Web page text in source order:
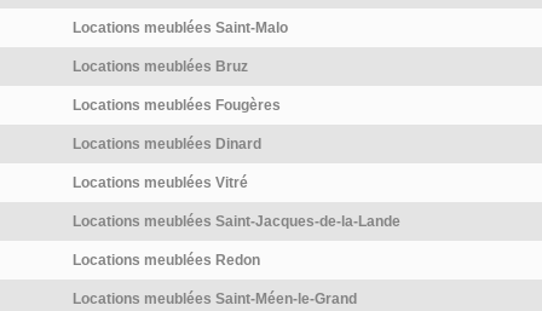
centre ville et ligne de métro.
Locations meublées Saint-Malo
Locations meublées Bruz
Locations meublées Fougères
Locations meublées Dinard
Locations meublées Vitré
Locations meublées Saint-Jacques-de-la-Lande
Locations meublées Redon
Locations meublées Saint-Méen-le-Grand